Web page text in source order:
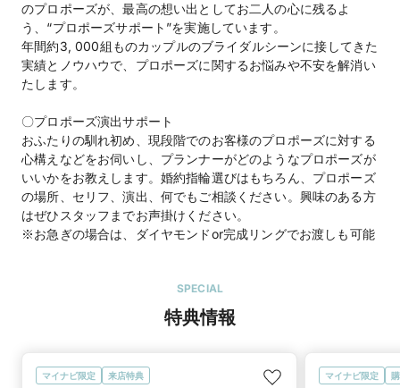
のプロポーズが、最高の想い出としてお二人の心に残るよ
う、“プロポーズサポート”を実施しています。
年間約3, 000組ものカップルのブライダルシーンに接してきた
実績とノウハウで、プロポーズに関するお悩みや不安を解消い
たします。
〇プロポーズ演出サポート
おふたりの馴れ初め、現段階でのお客様のプロポーズに対する
心構えなどをお伺いし、プランナーがどのようなプロポーズが
いいかをお教えします。婚約指輪選びはもちろん、プロポーズ
の場所、セリフ、演出、何でもご相談ください。興味のある方
はぜひスタッフまでお声掛けください。
※お急ぎの場合は、ダイヤモンドor完成リングでお渡しも可能
SPECIAL
特典情報
マイナビ限定 来店特典 マイナビ限定